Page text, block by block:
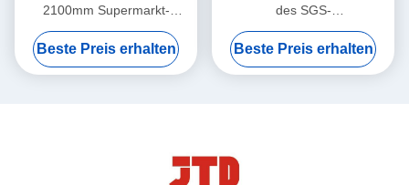
2100mm Supermarkt-
Anzeigen-Fach-ISO9001
Beste Preis erhalten
des SGS-
Gemischtwarenladen-
Gondel-Fach-2100mm
Beste Preis erhalten